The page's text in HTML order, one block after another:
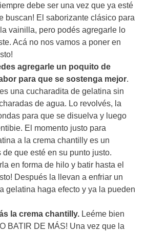
debe ser una vez que ya esté
buscan! El saborizante clásico para
vainilla, pero podés agregarle lo
Acá no nos vamos a poner en
agregarle un poquito de
para que se sostenga mejor.
una cucharadita de gelatina sin
de agua. Lo revolvés, la
para que se disuelva y luego
El momento justo para
a la crema chantilly es un
de que esté en su punto justo.
en forma de hilo y batir hasta el
Después la llevan a enfriar un
gelatina haga efecto y ya la pueden
la crema chantilly. Leéme bien
BATIR DE MÁS! Una vez que la